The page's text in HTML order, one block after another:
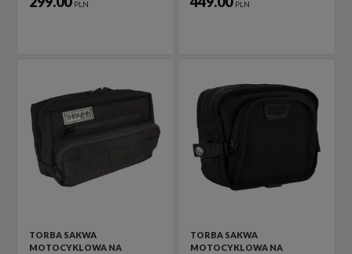
PLN PLN
TORBA SAKWA
MOTOCYKLOWA NA
TORBA SAKWA
MOTOCYKLOWA NA